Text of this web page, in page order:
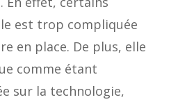
est trop compliquée
en place. De plus, elle
comme étant
sur la technologie,